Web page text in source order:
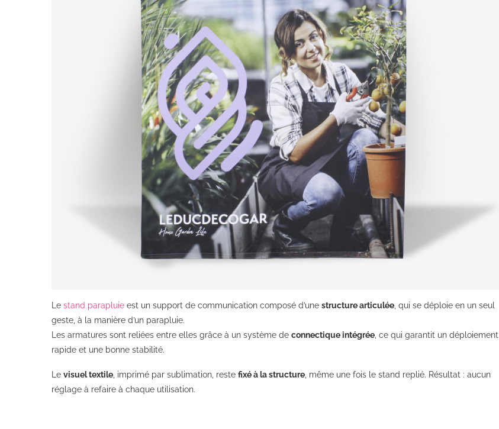
Le stand parapluie est un support de communication composé d’une structure articulée, qui se déploie en un seul
geste, à la manière d’un parapluie.
Les armatures sont reliées entre elles grâce à un système de connectique intégrée, ce qui garantit un déploiement
rapide et une bonne stabilité.
Le visuel textile, imprimé par sublimation, reste fixé à la structure, même une fois le stand replié. Résultat : aucun
réglage à refaire à chaque utilisation.